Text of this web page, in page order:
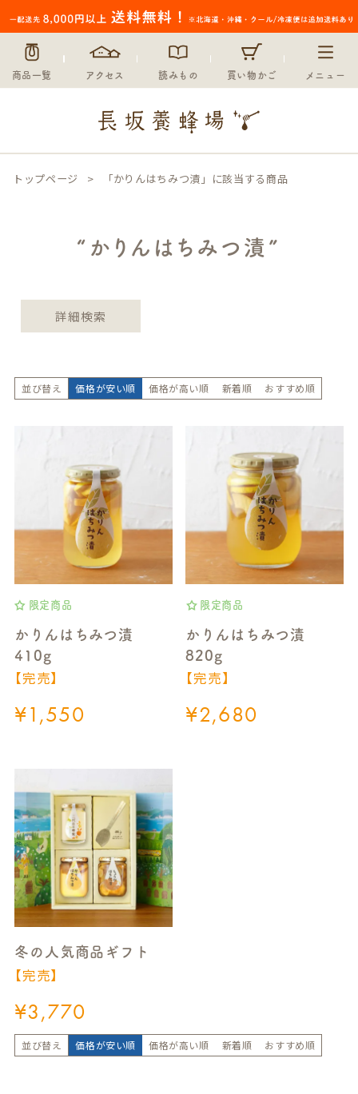
商品一覧 アクセス 読みもの 買い物かご メニュー
トップページ 「かりんはちみつ漬」に該当する商品
“かりんはちみつ漬”
詳細検索
〜
在庫なし商品
在庫なし商品を表示しない
登録順
優先度順
並び替え 価格が安い順 価格が高い順 新着順 おすすめ順
限定商品
かりんはちみつ漬
410g
【完売】
¥1,550
限定商品
かりんはちみつ漬
820g
【完売】
¥2,680
冬の人気商品ギフト
【完売】
¥3,770
並び替え 価格が安い順 価格が高い順 新着順 おすすめ順